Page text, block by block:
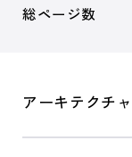
総ページ数
アーキテクチ